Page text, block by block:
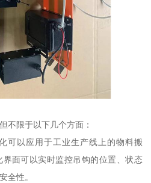
不限于以下几个方面：
可以应用于工业生产线上的物料搬
面可以实时监控吊钩的位置、状态
全性。